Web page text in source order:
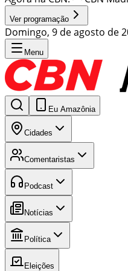
Ver programação
Domingo, 9 de agosto de
Menu
Eu Amazônia
Cidades
Comentaristas
Podcast
Notícias
Política
Eleições